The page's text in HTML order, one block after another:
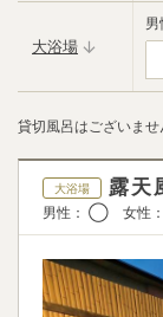
歯ブラシ
バスタオル
ベビーベッド
大浴場
貸切風呂はございませ
大浴場 露天
男性： ◯ 女性